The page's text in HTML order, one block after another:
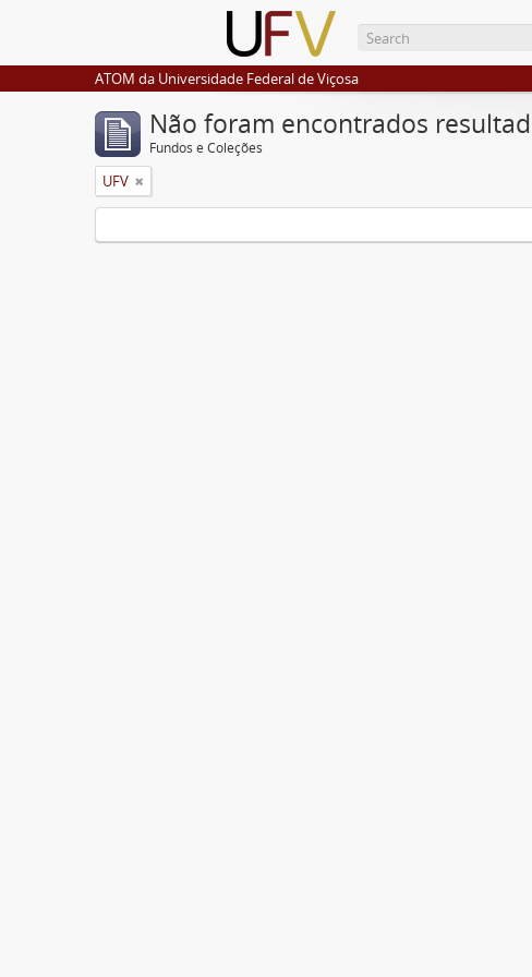
ATOM da Universidade Federal de Viçosa
Não foram encontrados
Fundos e Coleções
UFV